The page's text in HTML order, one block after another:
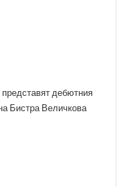
дебютния
Бистра Величкова